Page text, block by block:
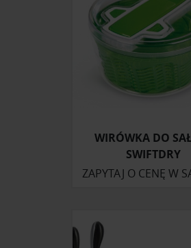
WIRÓWKA DO
SWIFTDRY
ZAPYTAJ O CENĘ W